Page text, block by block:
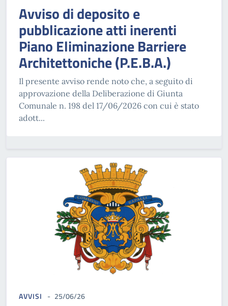
Avviso di deposito e
pubblicazione atti inerenti
Piano Eliminazione Barriere
Architettoniche (P.E.B.A.)
Il presente avviso rende noto che, a seguito di
approvazione della Deliberazione di Giunta
Comunale n. 198 del 17/06/2026 con cui è stato
adott...
AVVISI 25/06/26